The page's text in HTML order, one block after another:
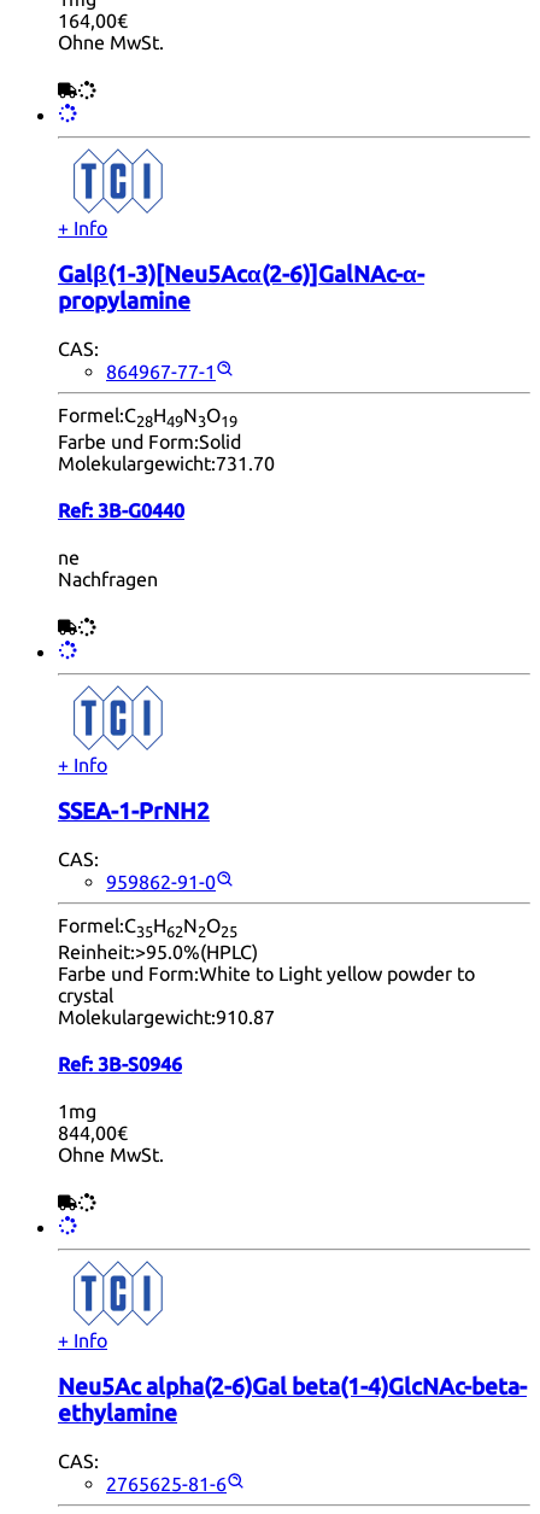
164,00€
Ohne MwSt.
+ Info
Galβ(1-3)[Neu5Acα(2-6)]GalNAc-α-
propylamine
CAS:
864967-77-1
Formel:C28H49N3O19
Farbe und Form:Solid
Molekulargewicht:731.70
Ref: 3B-G0440
ne
Nachfragen
+ Info
SSEA-1-PrNH2
CAS:
959862-91-0
Formel:C35H62N2O25
Reinheit:>95.0%(HPLC)
Farbe und Form:White to Light yellow powder to
crystal
Molekulargewicht:910.87
Ref: 3B-S0946
1mg
844,00€
Ohne MwSt.
+ Info
Neu5Ac alpha(2-6)Gal beta(1-4)GlcNAc-beta-
ethylamine
CAS:
2765625-81-6